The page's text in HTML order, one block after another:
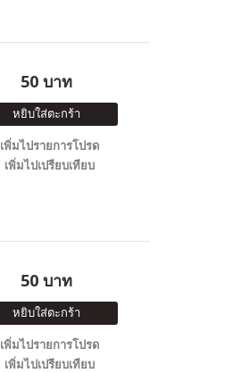
50 บาท
หยิบใส่ตะกร้า
เพิ่มไปรายการโปรด
เพิ่มไปเปรียบเทียบ
50 บาท
หยิบใส่ตะกร้า
เพิ่มไปรายการโปรด
เพิ่มไปเปรียบเทียบ